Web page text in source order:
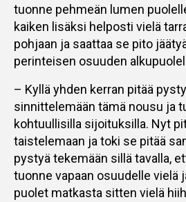
tuonne pehmeän lumen
kaiken lisäksi helposti vielä
pohjaan ja saattaa se pito
perinteisen osuuden
– Kyllä yhden kerran pitää
sinnittelemään tämä nousu ja
kohtuullisilla sijoituksilla. Nyt
taistelemaan ja toki se pitää
pystyä tekemään sillä tavalla,
tuonne vapaan osuudelle vielä
puolet matkasta sitten vielä